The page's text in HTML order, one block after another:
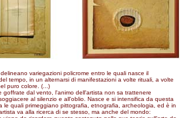
variegazioni policrome entro le quali nasce il
tempo, in un alternarsi di manifestazioni a volte rituali, a volte
puro colore. (...)
dal vento, l'animo dell'artista non sa trattenere
al silenzio e all'oblio. Nasce e si intensifica da questa
quali primeggiano pittografia, etnografia, archeologia, ed è in
va alla ricerca di se stesso, ma anche del mondo: